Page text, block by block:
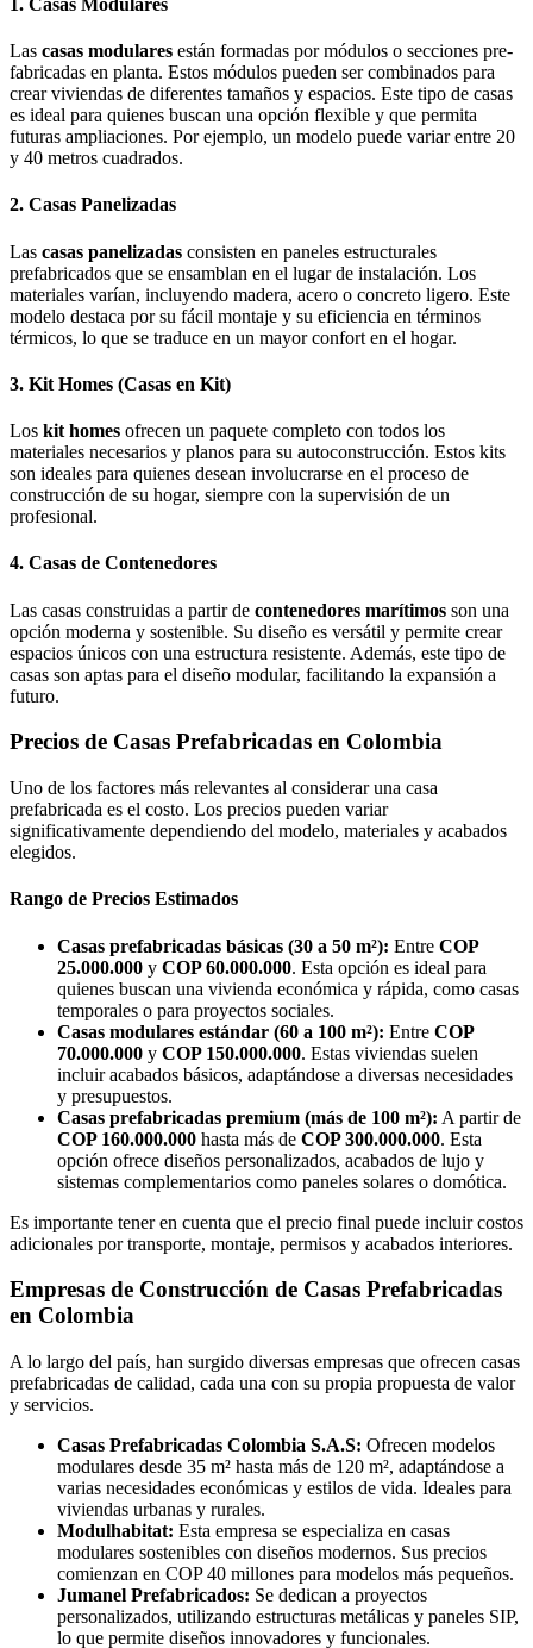
Las casas modulares están formadas por módulos o secciones pre-
fabricadas en planta. Estos módulos pueden ser combinados para
crear viviendas de diferentes tamaños y espacios. Este tipo de casas
es ideal para quienes buscan una opción flexible y que permita
futuras ampliaciones. Por ejemplo, un modelo puede variar entre 20
y 40 metros cuadrados.
2. Casas Panelizadas
Las casas panelizadas consisten en paneles estructurales
prefabricados que se ensamblan en el lugar de instalación. Los
materiales varían, incluyendo madera, acero o concreto ligero. Este
modelo destaca por su fácil montaje y su eficiencia en términos
térmicos, lo que se traduce en un mayor confort en el hogar.
3. Kit Homes (Casas en Kit)
Los kit homes ofrecen un paquete completo con todos los
materiales necesarios y planos para su autoconstrucción. Estos kits
son ideales para quienes desean involucrarse en el proceso de
construcción de su hogar, siempre con la supervisión de un
profesional.
4. Casas de Contenedores
Las casas construidas a partir de contenedores marítimos son una
opción moderna y sostenible. Su diseño es versátil y permite crear
espacios únicos con una estructura resistente. Además, este tipo de
casas son aptas para el diseño modular, facilitando la expansión a
futuro.
Precios de Casas Prefabricadas en Colombia
Uno de los factores más relevantes al considerar una casa
prefabricada es el costo. Los precios pueden variar
significativamente dependiendo del modelo, materiales y acabados
elegidos.
Rango de Precios Estimados
Casas prefabricadas básicas (30 a 50 m²): Entre COP
25.000.000 y COP 60.000.000. Esta opción es ideal para
quienes buscan una vivienda económica y rápida, como casas
temporales o para proyectos sociales.
Casas modulares estándar (60 a 100 m²): Entre COP
70.000.000 y COP 150.000.000. Estas viviendas suelen
incluir acabados básicos, adaptándose a diversas necesidades
y presupuestos.
Casas prefabricadas premium (más de 100 m²): A partir de
COP 160.000.000 hasta más de COP 300.000.000. Esta
opción ofrece diseños personalizados, acabados de lujo y
sistemas complementarios como paneles solares o domótica.
Es importante tener en cuenta que el precio final puede incluir costos
adicionales por transporte, montaje, permisos y acabados interiores.
Empresas de Construcción de Casas Prefabricadas
en Colombia
A lo largo del país, han surgido diversas empresas que ofrecen casas
prefabricadas de calidad, cada una con su propia propuesta de valor
y servicios.
Casas Prefabricadas Colombia S.A.S: Ofrecen modelos
modulares desde 35 m² hasta más de 120 m², adaptándose a
varias necesidades económicas y estilos de vida. Ideales para
viviendas urbanas y rurales.
Modulhabitat: Esta empresa se especializa en casas
modulares sostenibles con diseños modernos. Sus precios
comienzan en COP 40 millones para modelos más pequeños.
Jumanel Prefabricados: Se dedican a proyectos
personalizados, utilizando estructuras metálicas y paneles SIP,
lo que permite diseños innovadores y funcionales.